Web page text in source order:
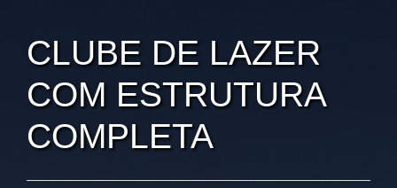
CLUBE DE LAZER
COM ESTRUTURA
COMPLETA